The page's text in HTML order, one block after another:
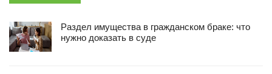
Раздел имущества в гражданском браке: что
нужно доказать в суде